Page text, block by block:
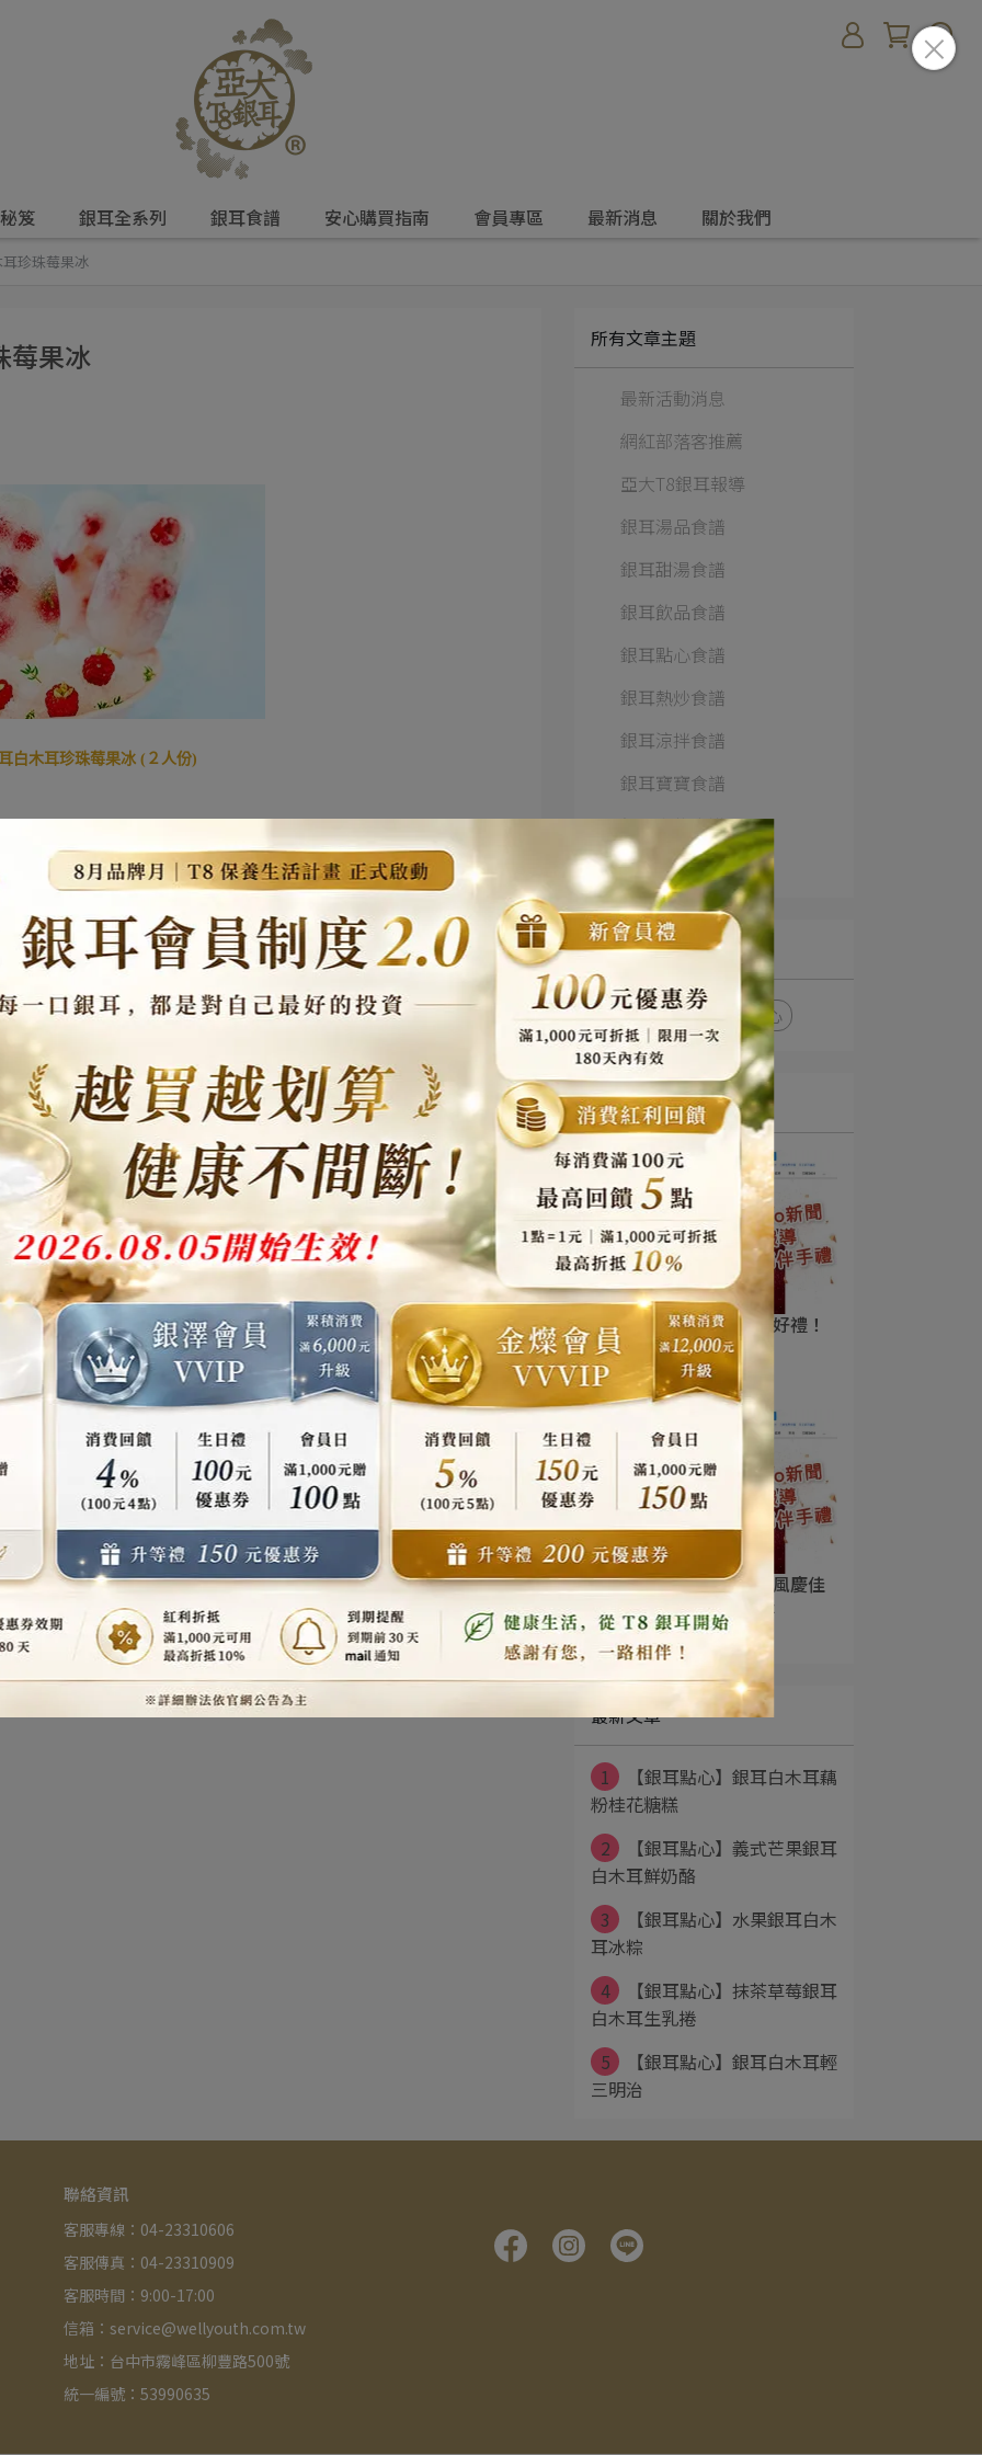
笈 銀耳全系列 銀耳食譜 安心購買指南 會員專區 最新消息 關於我們
珍珠莓果冰
莓果冰
白木耳珍珠莓果冰(２人份)
亞大T8珍珠銀耳露 1罐
新鮮覆盆子 4-5顆
作法
將覆盆子加入製冰盒中。
小撇步
其餘喜歡的水果製作不同口味。
所有文章主題
最新活動消息
網紅部落客推薦
亞大T8銀耳報導
銀耳湯品食譜
銀耳甜湯食譜
銀耳飲品食譜
銀耳點心食譜
銀耳熱炒食譜
銀耳涼拌食譜
銀耳寶寶食譜
銀耳寵物食譜
銀耳生活美學
文章分類
亞大T8鮮銀耳 銀耳點心
亞大T8銀耳報導
【YAHOO新聞】年節送好禮！
嚴選2023熱門春節禮盒
2026-01-20
【YAHOO新聞】虎虎生風慶佳
節 送上2022年節伴手禮
2026-01-20
最新文章
1
【銀耳點心】銀耳白木耳藕
粉桂花糖糕
2
【銀耳點心】義式芒果銀耳
白木耳鮮奶酪
3
【銀耳點心】水果銀耳白木
耳冰粽
4
【銀耳點心】抹茶草莓銀耳
白木耳生乳捲
5
【銀耳點心】銀耳白木耳輕
三明治
聯絡資訊
客服專線：04-23310606
客服傳真：04-23310909
客服時間：9:00-17:00
信箱：service@wellyouth.com.tw
地址：台中市霧峰區柳豐路500號
統一編號：53990635